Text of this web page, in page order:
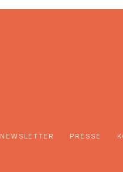
NEWSLETTER PRESSE